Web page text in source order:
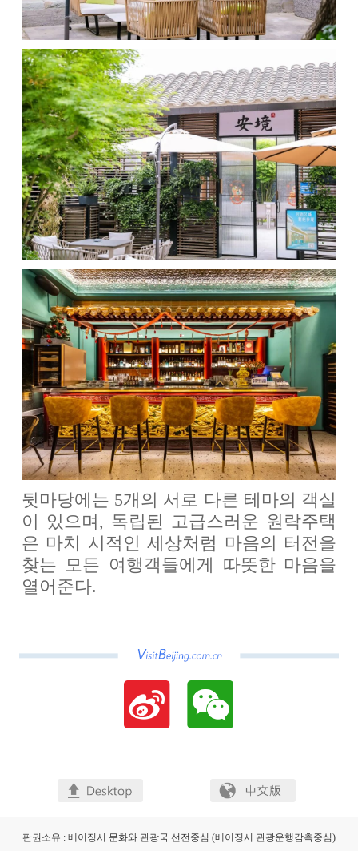
뒷마당에는 5개의 서로 다른 테마의 객실
이 있으며, 독립된 고급스러운 원락주택
은 마치 시적인 세상처럼 마음의 터전을
찾는 모든 여행객들에게 따뜻한 마음을
열어준다.
판권소유 : 베이징시 문화와 관광국 선전중심 (베이징시 관광운행감측중심)